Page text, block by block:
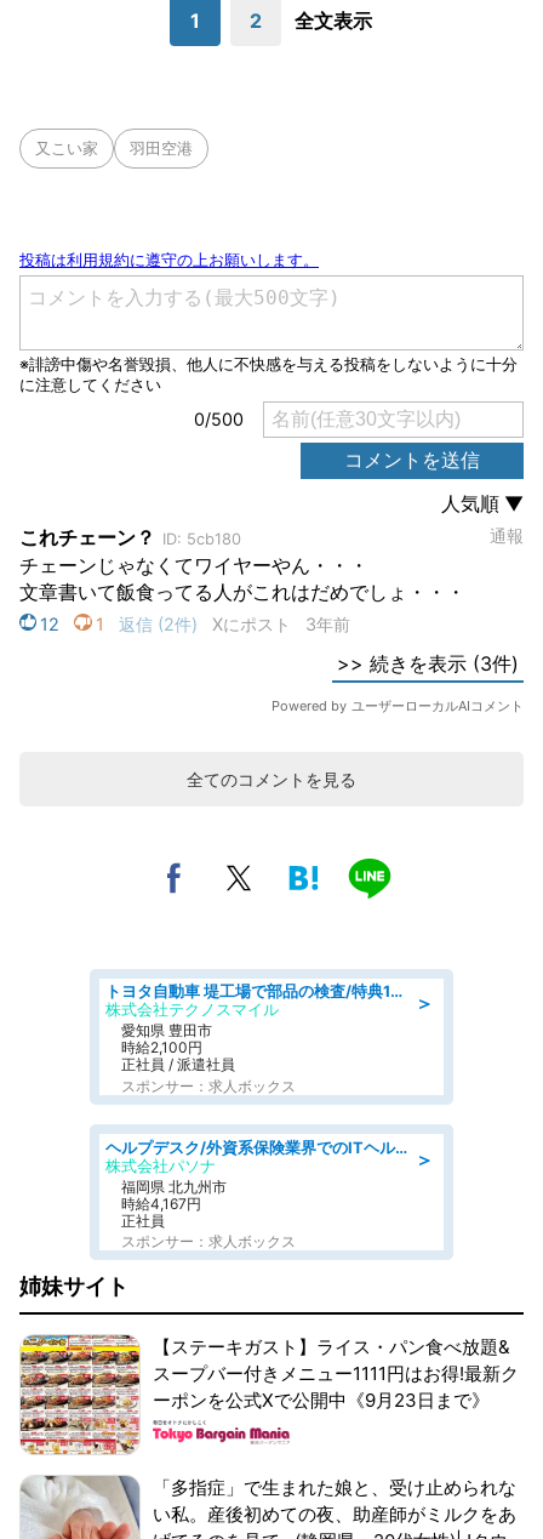
1 2 全文表示
又こい家 羽田空港
全てのコメントを見る
＞
トヨタ自動車 堤工場で部品の検査/特典168万/tutumi
株式会社テクノスマイル
愛知県 豊田市
時給2,100円
正社員 / 派遣社員
スポンサー：求人ボックス
＞
ヘルプデスク/外資系保険業界でのITヘルプデスク業務/駅近/即日勤務可/ヘルプデスク
株式会社パソナ
福岡県 北九州市
時給4,167円
正社員
スポンサー：求人ボックス
姉妹サイト
【ステーキガスト】ライス・パン食べ放題&
スープバー付きメニュー1111円はお得!最新ク
ーポンを公式Xで公開中《9月23日まで》
「多指症」で生まれた娘と、受け止められな
い私。産後初めての夜、助産師がミルクをあ